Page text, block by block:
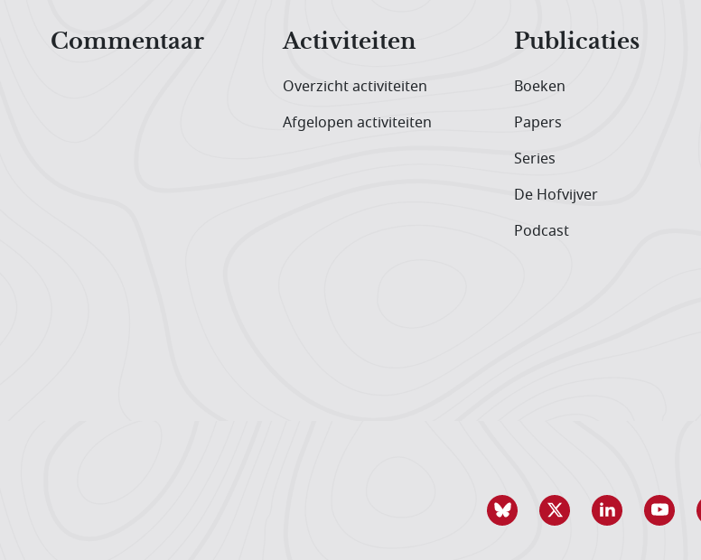
Commentaar
Activiteiten
Overzicht activiteiten
Afgelopen activiteiten
Publicaties
Boeken
Papers
Series
De Hofvijver
Podcast